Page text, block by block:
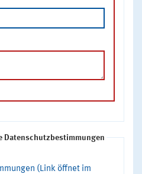
Datenschutzbestimmungen
(Link öffnet im